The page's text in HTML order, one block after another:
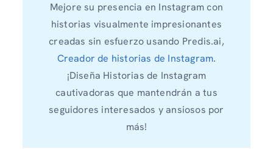
Mejore su presencia en Instagram con
historias visualmente impresionantes
creadas sin esfuerzo usando Predis.ai,
Creador de historias de Instagram.
¡Diseña Historias de Instagram
cautivadoras que mantendrán a tus
seguidores interesados ​​y ansiosos por
más!